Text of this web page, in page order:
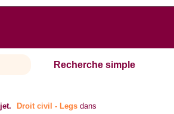
Recherche simple
Droit civil - Legs dans